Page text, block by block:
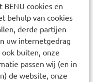
cookies en
behulp van cookies
derde partijen
uw internetgedrag
buiten, onze
passen wij (en in
de website, onze
C14-16
ppm F),
SACCHARIN,